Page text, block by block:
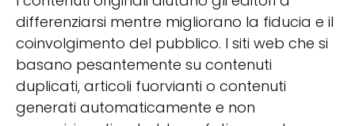
differenziarsi mentre migliorano la fiducia e il
coinvolgimento del pubblico. I siti web che si
basano pesantemente su contenuti
duplicati, articoli fuorvianti o contenuti
generati automaticamente e non